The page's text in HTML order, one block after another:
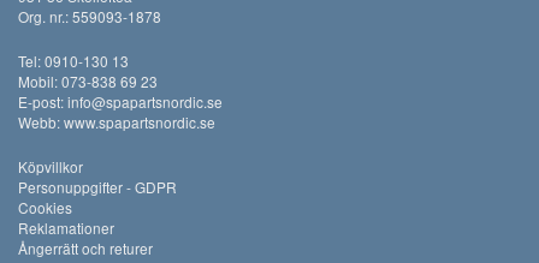
Org. nr.: 559093-1878
Tel: 0910-130 13
Mobil: 073-838 69 23
E-post:info@spapartsnordic.se
Webb:www.spapartsnordic.se
Köpvillkor
Personuppgifter - GDPR
Cookies
Reklamationer
Ångerrätt och returer